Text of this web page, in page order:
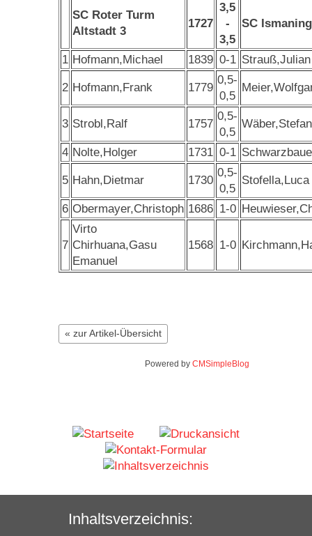
SC Roter Turm
Altstadt 3
1727
3,5
-
3,5
SC
1 Hofmann,Michael 1839 0-1 Strauß,Julian
2 Hofmann,Frank 1779
0,5-
0,5
3 Strobl,Ralf 1757
0,5-
0,5
Wäber,Stefan
4 Nolte,Holger 1731 0-1
5 Hahn,Dietmar 1730
0,5-
0,5
Stofella,Luca
6 Obermayer,Christoph 1686 1-0
7
Virto
Chirhuana,Gasu
Emanuel
1568 1-0
« zur Artikel-Übersicht
Powered by CMSimpleBlog
Inhaltsverzeichnis: